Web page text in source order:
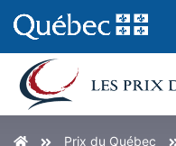
AccueilPrix du Québec